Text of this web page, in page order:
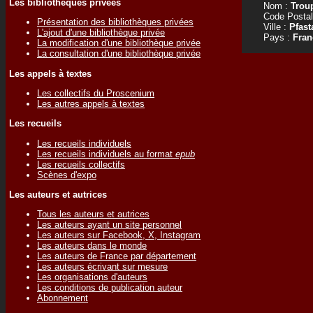
Les bibliothèques privées
Présentation des bibliothèques privées
L'ajout d'une bibliothèque privée
La modification d'une bibliothèque privée
La consultation d'une bibliothèque privée
Les appels à textes
Les collectifs du Proscenium
Les autres appels à textes
Les recueils
Les recueils individuels
Les recueils individuels au format epub
Les recueils collectifs
Scènes d'expo
Les auteurs et autrices
Tous les auteurs et autrices
Les auteurs ayant un site personnel
Les auteurs sur Facebook, X, Instagram
Les auteurs dans le monde
Les auteurs de France par département
Les auteurs écrivant sur mesure
Les organisations d'auteurs
Les conditions de publication auteur
Abonnement
Nom :
Code
Ville :
Pays :